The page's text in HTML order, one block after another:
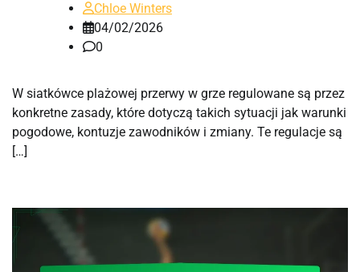
Chloe Winters
04/02/2026
0
W siatkówce plażowej przerwy w grze regulowane są przez
konkretne zasady, które dotyczą takich sytuacji jak warunki
pogodowe, kontuzje zawodników i zmiany. Te regulacje są
[…]